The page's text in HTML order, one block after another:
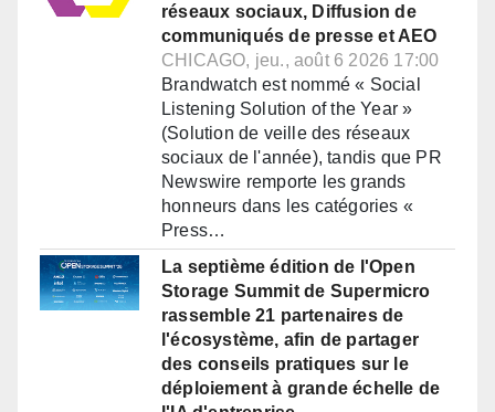
réseaux sociaux, Diffusion de
communiqués de presse et AEO
CHICAGO, jeu., août 6 2026 17:00
Brandwatch est nommé « Social
Listening Solution of the Year »
(Solution de veille des réseaux
sociaux de l'année), tandis que PR
Newswire remporte les grands
honneurs dans les catégories «
Press…
La septième édition de l'Open
Storage Summit de Supermicro
rassemble 21 partenaires de
l'écosystème, afin de partager
des conseils pratiques sur le
déploiement à grande échelle de